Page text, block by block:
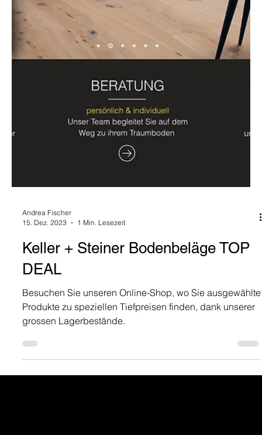
Andrea Fischer
15. Dez. 2023
Keller + Steiner Bodenbeläge TOP
DEAL
Produkte zu speziellen Tiefpreisen finden, dank unserer
grossen Lagerbestände.